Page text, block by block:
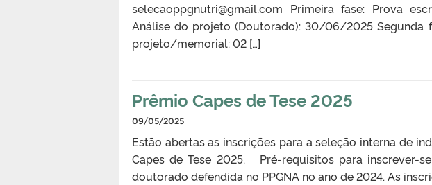
selecaoppgnutri@gmail.com Primeira fase: Prova
Análise do projeto (Doutorado): 30/06/2025 Segunda
projeto/memorial: 02 […]
Prêmio Capes de Tese 2025
09/05/2025
Estão abertas as inscrições para a seleção interna de
Capes de Tese 2025. Pré-requisitos para inscrever-
doutorado defendida no PPGNA no ano de 2024. As